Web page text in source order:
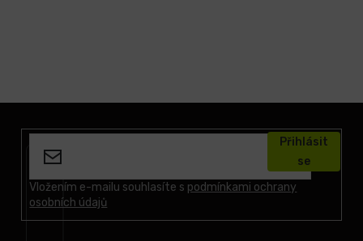
Vložením e-mailu souhlasíte s podmínkami ochrany
osobních údajů
Přihlásit
se